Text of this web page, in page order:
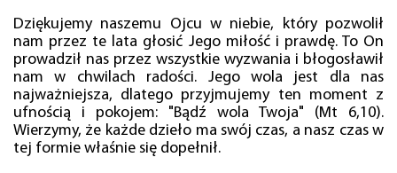
Dziękujemy naszemu Ojcu w niebie, który pozwolił
nam przez te lata głosić Jego miłość i prawdę. To On
prowadził nas przez wszystkie wyzwania i błogosławił
nam w chwilach radości. Jego wola jest dla nas
najważniejsza, dlatego przyjmujemy ten moment z
ufnością i pokojem: "Bądź wola Twoja" (Mt 6,10).
Wierzymy, że każde dzieło ma swój czas, a nasz czas w
tej formie właśnie się dopełnił.